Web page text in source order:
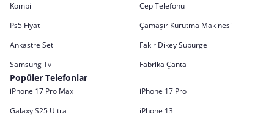
Kombi
Cep Telefonu
Ps5 Fiyat
Çamaşır Kurutma Makinesi
Ankastre Set
Fakir Dikey Süpürge
Samsung Tv
Fabrika Çanta
Popüler Telefonlar
iPhone 17 Pro Max
iPhone 17 Pro
Galaxy S25 Ultra
iPhone 13